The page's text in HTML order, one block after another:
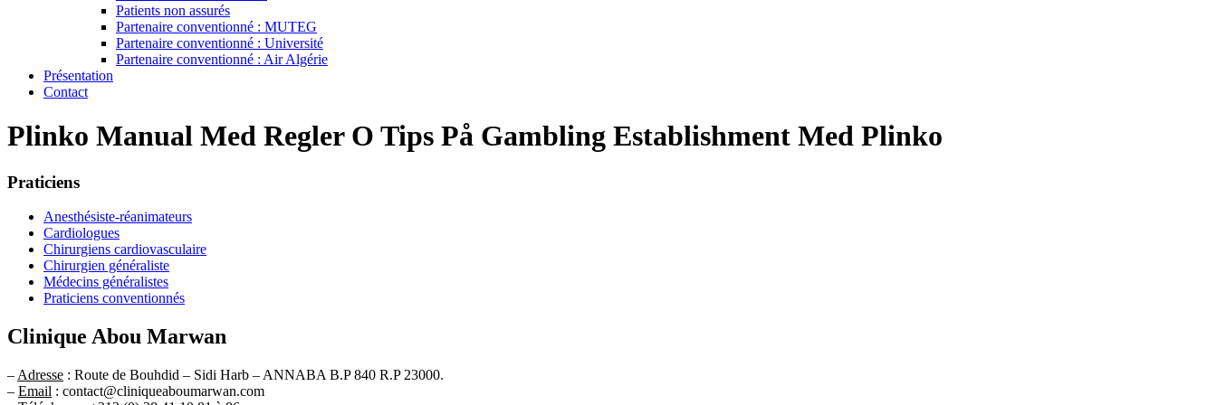
Patients non assurés
Partenaire conventionné : MUTEG
Partenaire conventionné : Université
Partenaire conventionné : Air Algérie
Présentation
Contact
Plinko Manual Med Regler O Tips På Gambling Establishment Med Plinko
Praticiens
Anesthésiste-réanimateurs
Cardiologues
Chirurgiens cardiovasculaire
Chirurgien généraliste
Médecins généralistes
Praticiens conventionnés
Clinique Abou Marwan
– Adresse : Route de Bouhdid – Sidi Harb – ANNABA B.P 840 R.P 23000.
– Email : contact@cliniqueaboumarwan.com